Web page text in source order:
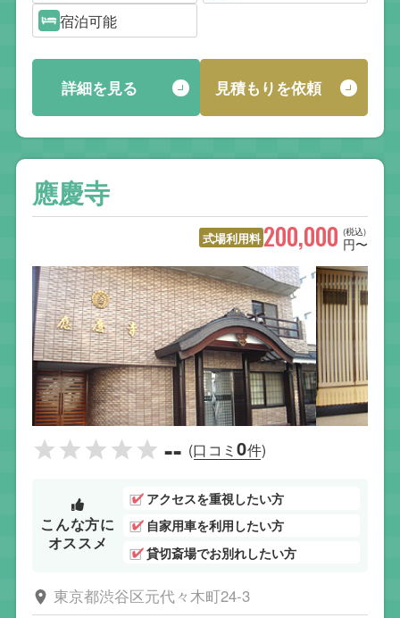
宿泊可能
詳細を見る 見積もりを依頼
應慶寺
式場利用料 (税込)
200,000 円〜
-- (口コミ0件)
こんな方に
オススメ
アクセスを重視したい方
自家用車を利用したい方
貸切斎場でお別れしたい方
東京都渋谷区元代々木町24-3